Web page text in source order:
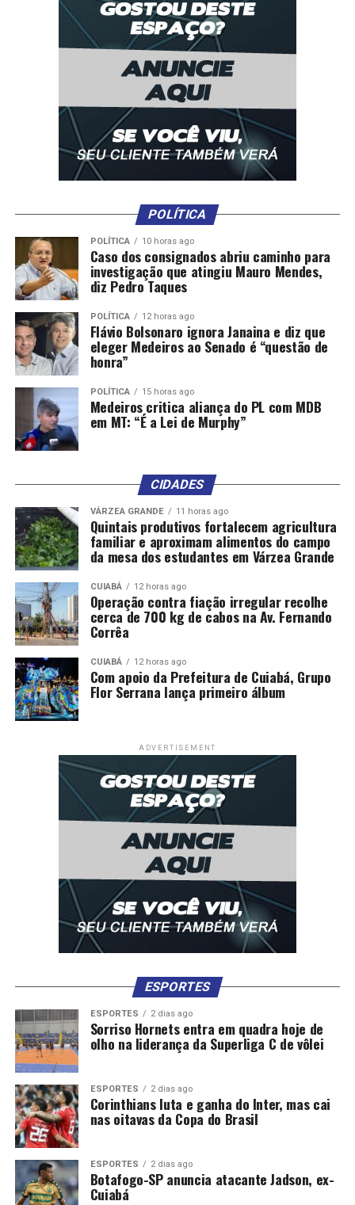
POLÍTICA
POLÍTICA 10 horas ago
Caso dos consignados abriu caminho para
investigação que atingiu Mauro Mendes,
diz Pedro Taques
POLÍTICA 12 horas ago
Flávio Bolsonaro ignora Janaina e diz que
eleger Medeiros ao Senado é “questão de
honra”
POLÍTICA 15 horas ago
Medeiros critica aliança do PL com MDB
em MT: “É a Lei de Murphy”
CIDADES
VÁRZEA GRANDE 11 horas ago
Quintais produtivos fortalecem agricultura
familiar e aproximam alimentos do campo
da mesa dos estudantes em Várzea Grande
CUIABÁ 12 horas ago
Operação contra fiação irregular recolhe
cerca de 700 kg de cabos na Av. Fernando
Corrêa
CUIABÁ 12 horas ago
Com apoio da Prefeitura de Cuiabá, Grupo
Flor Serrana lança primeiro álbum
ADVERTISEMENT
ESPORTES
ESPORTES 2 dias ago
Sorriso Hornets entra em quadra hoje de
olho na liderança da Superliga C de vôlei
ESPORTES 2 dias ago
Corinthians luta e ganha do Inter, mas cai
nas oitavas da Copa do Brasil
ESPORTES 2 dias ago
Botafogo-SP anuncia atacante Jadson, ex-
Cuiabá